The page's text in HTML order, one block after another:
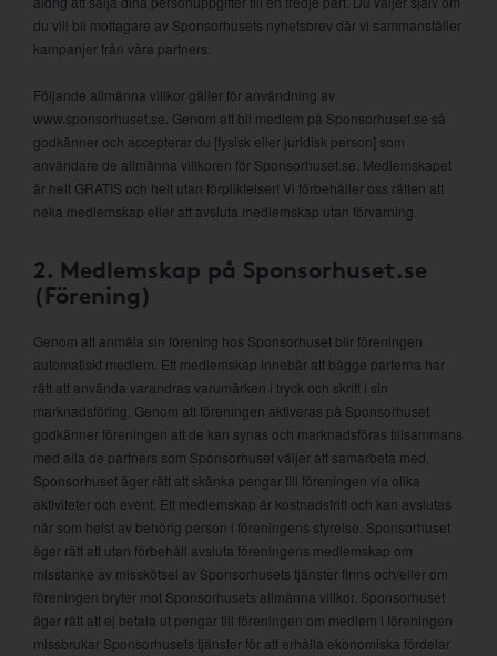
du vill bli mottagare av Sponsorhusets nyhetsbrev där vi sammanställer
kampanjer från våra partners.
Följande allmänna villkor gäller för användning av
www.sponsorhuset.se. Genom att bli medlem på Sponsorhuset.se så
godkänner och accepterar du [fysisk eller juridisk person] som
användare de allmänna villkoren för Sponsorhuset.se. Medlemskapet
är helt GRATIS och helt utan förpliktelser! Vi förbehåller oss rätten att
neka medlemskap eller att avsluta medlemskap utan förvarning.
2. Medlemskap på Sponsorhuset.se
(Förening)
Genom att anmäla sin förening hos Sponsorhuset blir föreningen
automatiskt medlem. Ett medlemskap innebär att bägge parterna har
rätt att använda varandras varumärken i tryck och skrift i sin
marknadsföring. Genom att föreningen aktiveras på Sponsorhuset
godkänner föreningen att de kan synas och marknadsföras tillsammans
med alla de partners som Sponsorhuset väljer att samarbeta med.
Sponsorhuset äger rätt att skänka pengar till föreningen via olika
aktiviteter och event. Ett medlemskap är kostnadsfritt och kan avslutas
när som helst av behörig person i föreningens styrelse. Sponsorhuset
äger rätt att utan förbehåll avsluta föreningens medlemskap om
misstanke av misskötsel av Sponsorhusets tjänster finns och/eller om
föreningen bryter mot Sponsorhusets allmänna villkor. Sponsorhuset
äger rätt att ej betala ut pengar till föreningen om medlem i föreningen
missbrukar Sponsorhusets tjänster för att erhålla ekonomiska fördelar